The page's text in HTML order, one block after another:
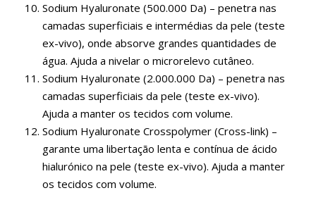
Sodium Hyaluronate (500.000 Da) – penetra nas
camadas superficiais e intermédias da pele (teste
ex-vivo), onde absorve grandes quantidades de
água. Ajuda a nivelar o microrelevo cutâneo.
Sodium Hyaluronate (2.000.000 Da) – penetra nas
camadas superficiais da pele (teste ex-vivo).
Ajuda a manter os tecidos com volume.
Sodium Hyaluronate Crosspolymer (Cross-link) –
garante uma libertação lenta e contínua de ácido
hialurónico na pele (teste ex-vivo). Ajuda a manter
os tecidos com volume.